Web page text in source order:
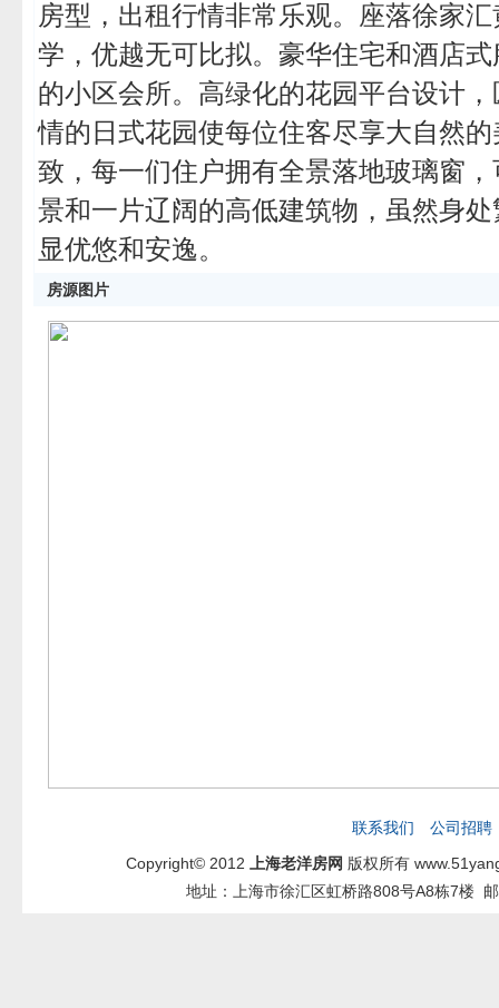
房型，出租行情非常乐观。座落徐家
学，优越无可比拟。豪华住宅和酒店
的小区会所。高绿化的花园平台设计
情的日式花园使每位住客尽享大自然
致，每一们住户拥有全景落地玻璃窗
景和一片辽阔的高低建筑物，虽然身
显优悠和安逸。
房源图片
联系我们
公司招聘
Copyright© 2012
上海老洋房网 版权所有
地址：上海市徐汇区虹桥路808号A8栋7楼